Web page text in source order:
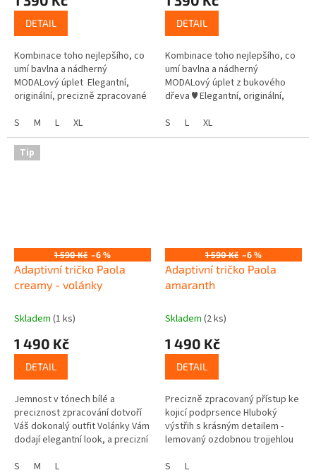
DETAIL
Kombinace toho nejlepšího, co
umí bavlna a nádherný
MODALový úplet Elegantní,
originální, precizně zpracované
Vysoký výstřih ke krku pro
pohodlné...
S M L XL
DETAIL
Kombinace toho nejlepšího, co
umí bavlna a nádherný
MODALový úplet z bukového
dřeva ♥ Elegantní, originální,
výstřih ke krku pro pohodlné
nošení...
S L XL
Tip
1 590 Kč –6 %
Adaptivní tričko Paola
creamy - volánky
Skladem (1 ks)
1 490 Kč
DETAIL
Jemnost v tónech bílé a
preciznost zpracování dotvoří
Váš dokonalý outfit Volánky Vám
dodají elegantní look, a precizní
pohodlné kojení...
S M L
1 590 Kč –6 %
Adaptivní tričko Paola
amaranth
Skladem (2 ks)
1 490 Kč
DETAIL
Precizně zpracovaný přístup ke
kojicí podprsence Hluboký
výstřih s krásným detailem -
lemovaný ozdobnou trojjehlou
Heboučký viskózový úplet...
S L